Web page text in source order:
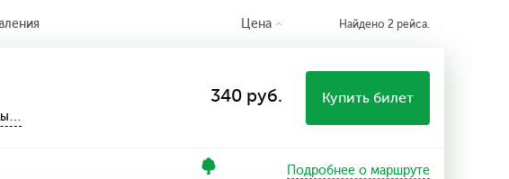
Цена Найдено 2 рейса.
340 руб. Купить билет
Подробнее о маршруте